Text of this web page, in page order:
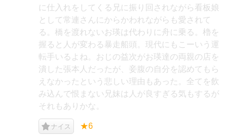
に仕入れをしてくる兄に振り回されながら看板娘
として常連さんにからかわれながらも愛されて
る。橋を渡れないお瑛は代わりに舟に乗る。櫓を
握ると人が変わる暴走船頭。現代にもこーいう運
転手いるよね。おじの益次がお瑛達の両親の店を
潰した張本人だったが、妾腹の自分を認めてもら
えなかったという悲しい理由もあった。全てを飲
み込んで恨まない兄妹は人が良すぎる気もするが
それもありかな。
ナイス ★6